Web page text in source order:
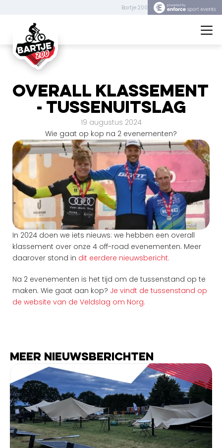
Overall klassement
- tussenuitslag
19 augustus 2024
Wie gaat op kop na 2 evenementen?
In 2024 doen we iets nieuws: we hebben een overall
klassement over onze 4 off-road evenementen. Meer
daarover stond in dit eerdere nieuwsbericht.
Na 2 evenementen is het tijd om de tussenstand op te
maken. Wie gaat aan kop? Je vindt de tussenstand op
de website van de Veldslag om Norg.
Meer nieuwsberichten
Bartje 200
Bartje 200